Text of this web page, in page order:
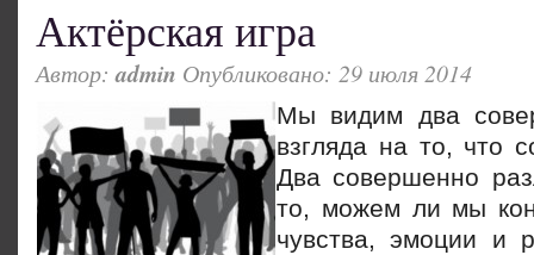
Актёрская игра
Автор:admin Опубликовано: 29 июля 2014
Мы видим два
взгляда на то, что
Два совершенно
то, можем ли мы
чувства, эмоции и